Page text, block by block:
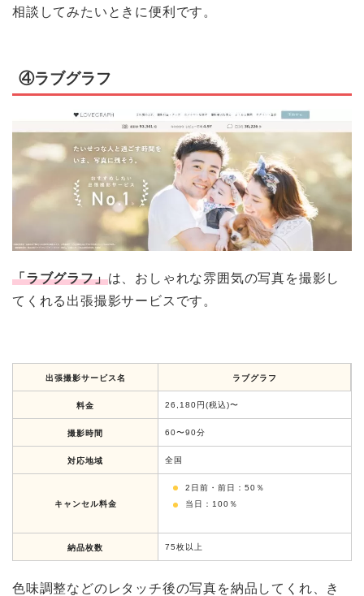
相談してみたいときに便利です。
④ラブグラフ
「ラブグラフ」は、おしゃれな雰囲気の写真を撮影し
てくれる出張撮影サービスです。
出張撮影サービス名 ラブグラフ
料金 26,180円(税込)〜
撮影時間 60〜90分
対応地域 全国
キャンセル料金
2日前・前日：50％
当日：100％
納品枚数 75枚以上
色味調整などのレタッチ後の写真を納品してくれ、き